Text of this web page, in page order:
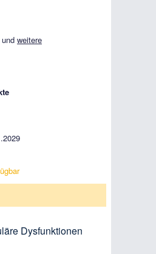
weitere
Dysfunktionen